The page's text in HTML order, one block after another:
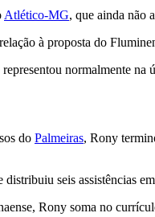
Atlético-MG, que ainda não
à proposta do
normalmente
do Palmeiras, Rony
distribuiu seis assistências
Rony soma no